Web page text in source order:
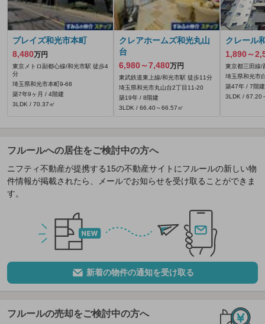
プレイズ和光市本町
8,480万円
東京メトロ副都心線/和光市駅 徒歩4
分
埼玉県和光市本町9-68
築7年9ヶ月 / 4階建
3LDK / 70.37㎡
クレアホームズ和光丸山
台
6,980～7,480万円
東武鉄道東上線/和光市駅 徒歩11分
埼玉県和光市丸山台2丁目11-20
築19年 / 8階建
3LDK / 66.40～66.57㎡
クレール
1,890～
東京都三田線/
埼玉県和光市
築47年 / 7階建
3LDK / 67.20
フルールへの居住をご検討中の方へ
ニフティ不動産が提携する15の不動産サイトにフルールの新しい物
件情報が掲載されたら、メールでお知らせを受け取ることができま
す。
新着の物件の通知を受け取る
フルールの売却をご検討中の方へ